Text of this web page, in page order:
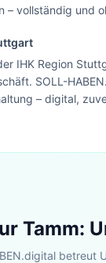
– vollständig und
IHK Region
SOLL-
– digital,
Tamm:
betreut